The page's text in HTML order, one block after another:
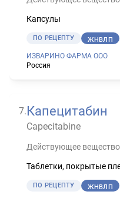
Капсулы
ПО РЕЦЕПТУ ЖНВЛП
ИЗВАРИНО ФАРМА ООО
Россия
7.Капецитабин
Capecitabine
Действующее
Таблетки, покрытые
ПО РЕЦЕПТУ ЖНВЛП